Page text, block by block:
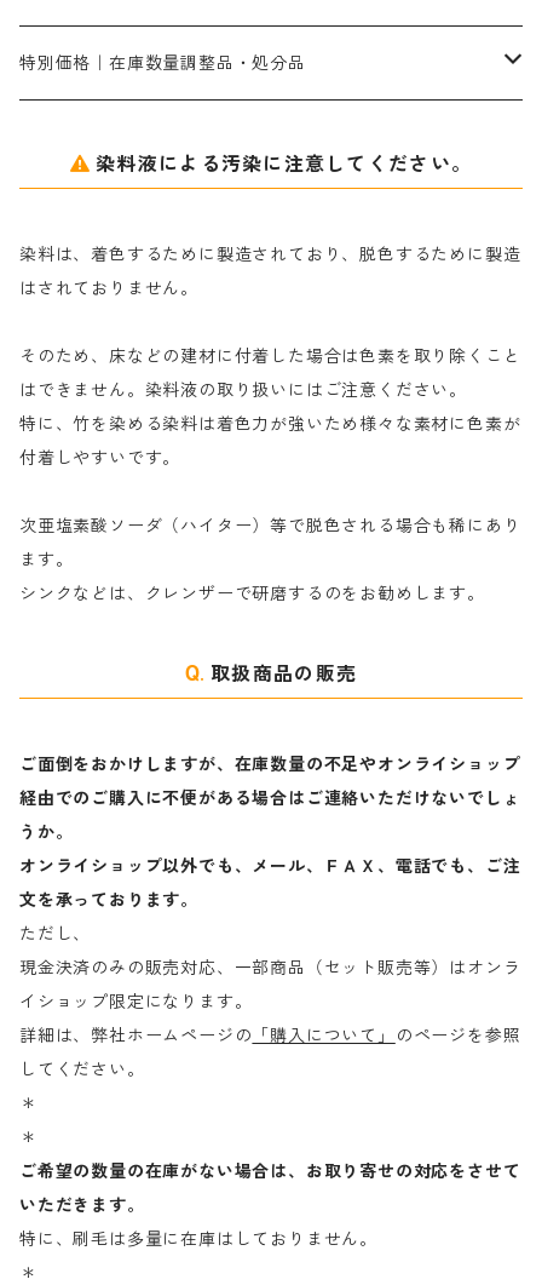
セレナゾールPDN｜各種染料の染料溶解剤
防腐剤｜アルカリ性
アミラヂンD｜浸透・複色抑制剤
メイプロガムNP（綿・麻・絹用｜直接・酸性・含金染料用）
白場汚染防止剤｜ソーピング剤｜水洗する際の再汚染防止剤
カ行
ナ行
ハ行
マ行
特別価格｜在庫数量調整品・処分品
粉末顔料
綿・麻を染める染料
絹・羊毛を染める染料
染料液による汚染に注意してください。
染料は、着色するために製造されており、脱色するために製造
はされておりません。
そのため、床などの建材に付着した場合は色素を取り除くこと
はできません。染料液の取り扱いにはご注意ください。
特に、竹を染める染料は着色力が強いため様々な素材に色素が
付着しやすいです。
次亜塩素酸ソーダ（ハイター）等で脱色される場合も稀にあり
ます。
シンクなどは、クレンザーで研磨するのをお勧めします。
取扱商品の販売
ご面倒をおかけしますが、在庫数量の不足やオンライショップ
経由でのご購入に不便がある場合はご連絡いただけないでしょ
うか。
オンライショップ以外でも、メール、ＦＡＸ、電話でも、ご注
文を承っております。
ただし、
現金決済のみの販売対応、一部商品（セット販売等）はオンラ
イショップ限定になります。
詳細は、弊社ホームページの 「購入について」
のページを参照
してください。
＊
＊
ご希望の数量の在庫がない場合は、お取り寄せの対応をさせて
いただきます。
特に、刷毛は多量に在庫はしておりません。
＊